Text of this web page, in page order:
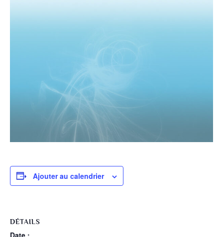
Ajouter au calendrier
DÉTAILS
Date :